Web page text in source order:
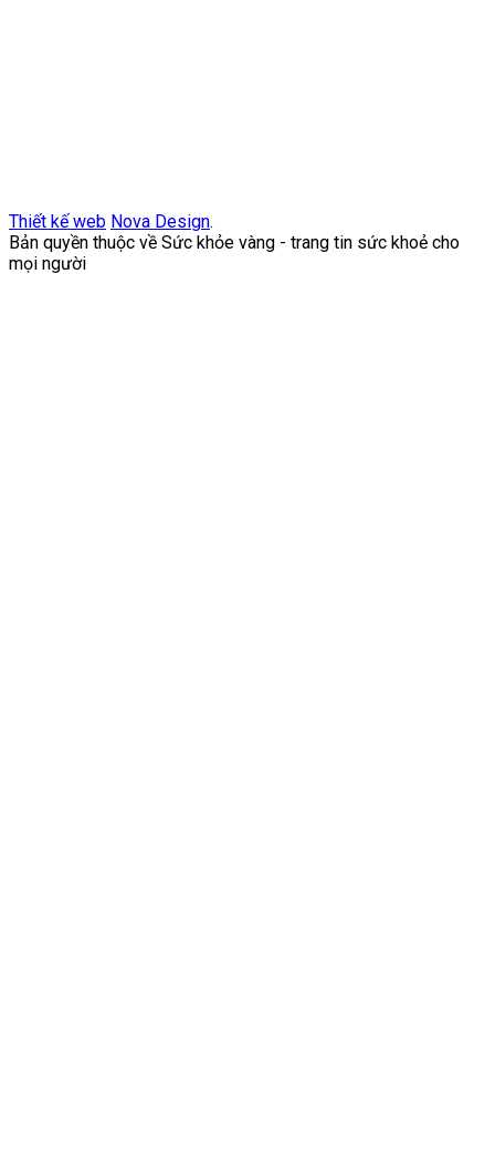
Thiết kế web Nova Design.
Bản quyền thuộc về Sức khỏe vàng - trang tin sức khoẻ cho
mọi người